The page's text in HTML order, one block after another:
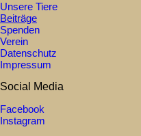
Unsere Tiere
Beiträge
Spenden
Verein
Datenschutz
Impressum
Social Media
Facebook
Instagram